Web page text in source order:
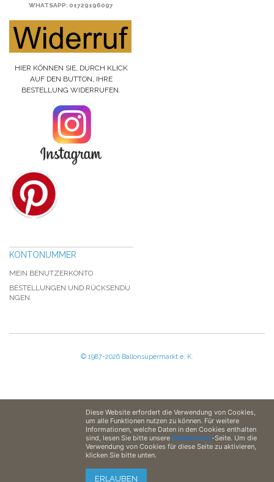
WHATSAPP: 01729196097
HIER KÖNNEN SIE, DURCH KLICK
AUF DEN BUTTON, IHRE
BESTELLUNG WIDERRUFEN.
KONTONUMMER
MEIN BENUTZERKONTO
BESTELLUNGEN UND RÜCKSENDU
NGEN
© 1987-2026 Ballonsupermarkt e. K.
Diese Website erfordert die Verwendung von Cookies,
um alle Funktionen nutzen zu können. Für weitere
Informationen, welche Daten in den Cookies enthalten
sind, lesen Sie bitte unsere Datenschutz-Seite. Um die
Verwendung von Cookies für diese Seite zu aktivieren,
klicken Sie bitte unten.
ERLAUBEN